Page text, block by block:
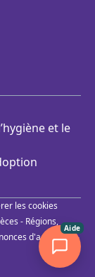
et le
les cookies
- Régions,
d'adoptions-
Aide